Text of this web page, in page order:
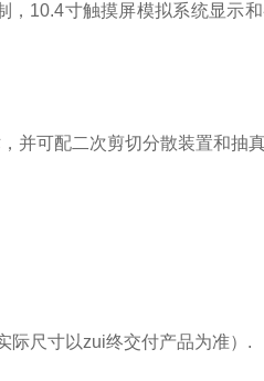
10.4寸触摸屏模拟系统显示
并可配二次剪切分散装置和抽
际尺寸以zui终交付产品为准）.